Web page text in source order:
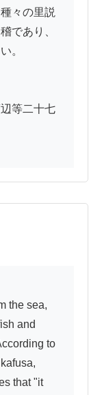
々の里説
であり、
。
等二十七
and
to
that "it